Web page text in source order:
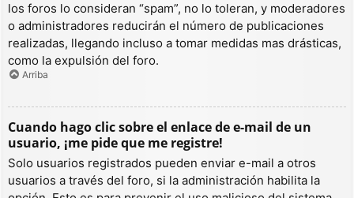
los foros lo consideran “spam”, no lo toleran, y moderadores
o administradores reducirán el número de publicaciones
realizadas, llegando incluso a tomar medidas mas drásticas,
como la expulsión del foro.
Arriba
Cuando hago clic sobre el enlace de e-mail de un
usuario, ¡me pide que me registre!
Solo usuarios registrados pueden enviar e-mail a otros
usuarios a través del foro, si la administración habilita la